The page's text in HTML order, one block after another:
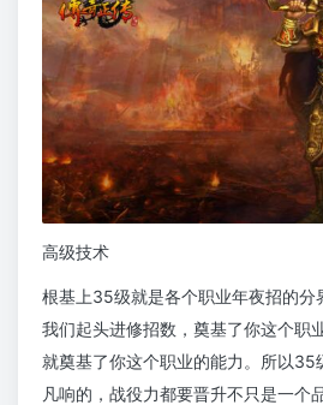
高级技术
根基上35级就是各个职业年夜招的分
我们起头进修招数，奠基了你这个职
就奠基了你这个职业的能力。所以35
凡响的，战役力都要晋升不只是一个